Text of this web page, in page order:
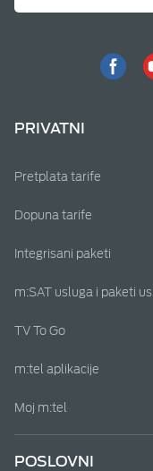
PRIVATNI
Pretplata tarife
Dopuna tarife
Integrisani paketi
m:SAT usluga i paketi
TV To Go
m:tel aplikacije
Moj m:tel
POSLOVNI